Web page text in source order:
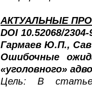
АКТУАЛЬНЫЕ
DOI 10.52068/
Гармаев Ю.П.,
Ошибочные
«уголовного»
Цель: В статье